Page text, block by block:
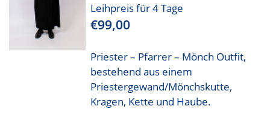
Leihpreis für 4 Tage
€99,00
Priester – Pfarrer – Mönch Outfit,
bestehend aus einem
Priestergewand/Mönchskutte,
Kragen, Kette und Haube.